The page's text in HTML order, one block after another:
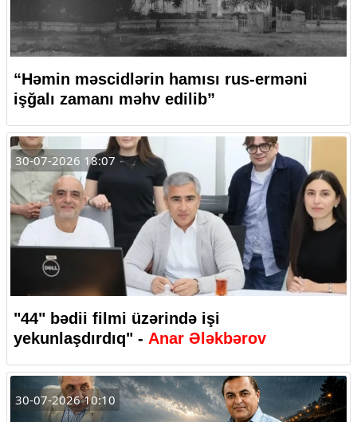
“Həmin məscidlərin hamısı rus-erməni
işğalı zamanı məhv edilib”
30-07-2026 18:07
"44" bədii filmi üzərində işi
yekunlaşdırdıq" - Anar Ələkbərov
30-07-2026 10:10